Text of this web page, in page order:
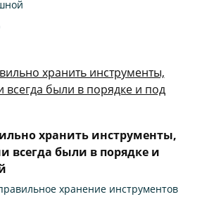
хранить инструменты,
всегда были в порядке и
хранение инструментов